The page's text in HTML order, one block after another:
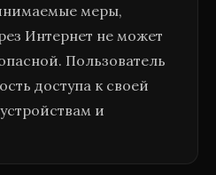
меры,
Интернет не может
Пользователь
доступа к своей
и